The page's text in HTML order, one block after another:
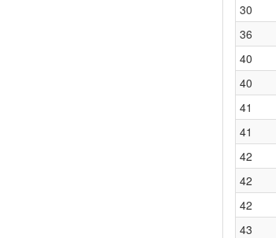
30
36
40
40
41
41
42
42
42
43